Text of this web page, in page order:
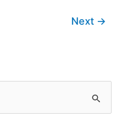
Next →